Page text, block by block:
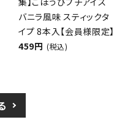
バニラ風味 スティックタ
イプ 8本入【会員様限定】
459円 (税込)